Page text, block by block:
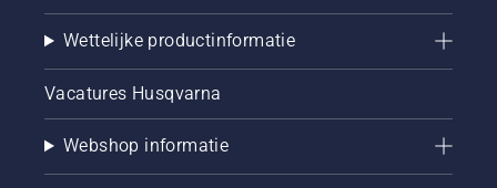
Wettelijke productinformatie
Vacatures Husqvarna
Webshop informatie